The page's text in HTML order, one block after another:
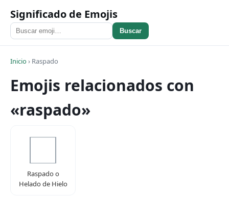
Significado de Emojis
Buscar
Inicio› Raspado
Emojis relacionados con
«raspado»
Raspado o
Helado de Hielo